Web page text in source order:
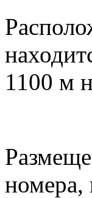
1100 м
номера,